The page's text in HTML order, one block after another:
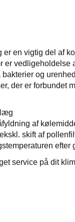
en vigtig del af
er
og
der er
af
skift af
efter
service på dit